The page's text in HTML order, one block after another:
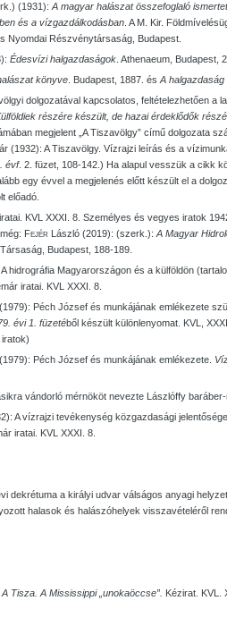
(1931): A magyar halászat összefoglaló
és a vízgazdálkodásban . A M. Kir.
Nyomdai Részvénytársaság, Budapest.
Édesvízi halgazdaságok . Athenaeum, Budapest,
könyve . Budapest, 1887. és A halgazdaság
dolgozatával kapcsolatos, feltételezhetően a
részére készült, de hazai érdeklődők
megjelent „A Tiszavölgy” című dolgozata
(1932): A Tiszavölgy. Vízrajzi leírás és a
évf. 2. füzet, 108-142.) Ha alapul vesszük a cikk
egy évvel a megjelenés előtt készült el a
előadó.
KVL XXXI. 8. Személyes és vegyes iratok
Fejér László (2019): (szerk.): A Magyar
Budapest, 188-189.
A hidrográfia Magyarországon és a külföldön
iratai. KVL XXXI. 8.
Péch József és munkájának emlékezete
évi 1. füzetéből készült különlenyomat. KVL,
Péch József és munkájának emlékezete.
vándorló mérnököt nevezte Lászlóffy
A vízrajzi tevékenység közgazdasági
iratai. KVL XXXI. 8.
dekrétuma a királyi udvar válságos anyagi
halasok és halászóhelyek visszavételéről
A Tisza. A Mississippi „unokaöccse”. Kézirat. KVL.